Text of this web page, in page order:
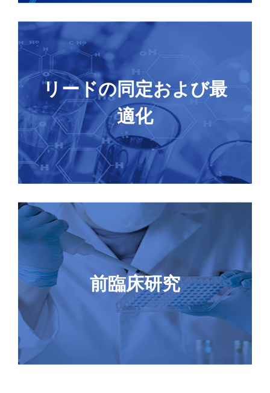
リードの同定および最
適化
CRISPRを介した細胞エンジニアリング
GenTitanオリゴプール合成New
高精度変異体ライブラリー
TurboCHO™ハイスループット/エクスプレスタン
パク生産
New
CellPower™アッセイ細胞株構築
前臨床研究
抗イディオタイプ抗体開発 New
TurboCHO™ハイパフォーマンスタンパク生産
New
カスタムELISAキット構築- 薬物動態/ADA/HCP